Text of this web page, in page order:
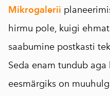
Mikrogalerii
hirmu pole, kuigi
saabumine postkasti
Seda enam tundub
eesmärgiks on